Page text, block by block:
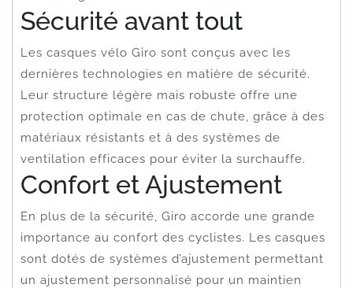
Sécurité avant tout
Les casques vélo Giro sont conçus avec les
dernières technologies en matière de sécurité.
Leur structure légère mais robuste offre une
protection optimale en cas de chute, grâce à des
matériaux résistants et à des systèmes de
ventilation efficaces pour éviter la surchauffe.
Confort et Ajustement
En plus de la sécurité, Giro accorde une grande
importance au confort des cyclistes. Les casques
sont dotés de systèmes d’ajustement permettant
un ajustement personnalisé pour un maintien